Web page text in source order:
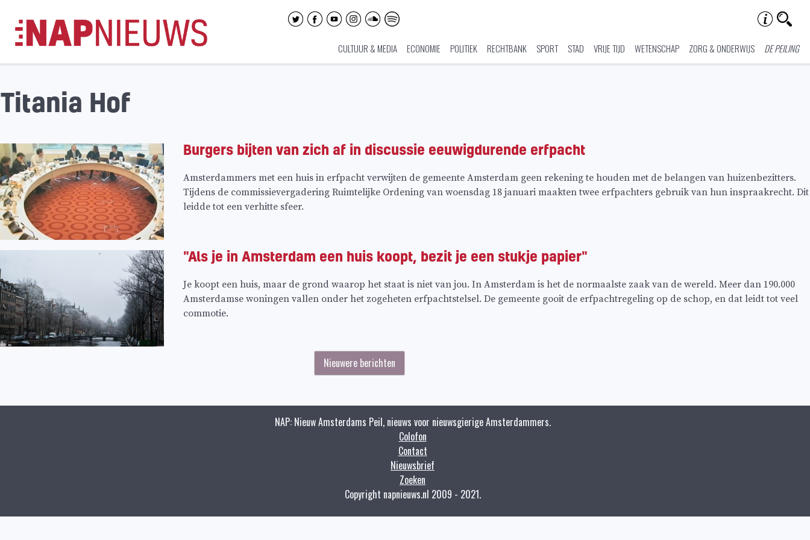
naar
inhoud
CULTUUR & MEDIA ECONOMIE POLITIEK RECHTBANK SPORT STAD VRIJE TIJD WETENSCHAP ZORG & ONDERWIJS DE PEILING
Titania Hof
Burgers bijten van zich af in discussie eeuwigdurende erfpacht
Amsterdammers met een huis in erfpacht verwijten de gemeente Amsterdam geen rekening te houden met de belangen van huizenbezitters.
Tijdens de commissievergadering Ruimtelijke Ordening van woensdag 18 januari maakten twee erfpachters gebruik van hun inspraakrecht. Dit
leidde tot een verhitte sfeer.
"Als je in Amsterdam een huis koopt, bezit je een stukje papier"
Je koopt een huis, maar de grond waarop het staat is niet van jou. In Amsterdam is het de normaalste zaak van de wereld. Meer dan 190.000
Amsterdamse woningen vallen onder het zogeheten erfpachtstelsel. De gemeente gooit de erfpachtregeling op de schop, en dat leidt tot veel
commotie.
Nieuwere berichten
NAP: Nieuw Amsterdams Peil, nieuws voor nieuwsgierige Amsterdammers.
Colofon
Contact
Nieuwsbrief
Zoeken
Copyright napnieuws.nl 2009 - 2021.